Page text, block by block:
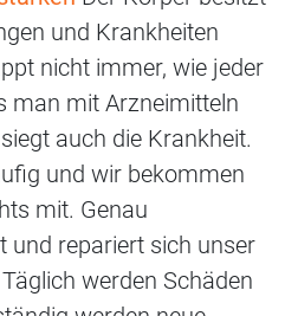
und Krankheiten
nicht immer, wie jeder
man mit Arzneimitteln
auch die Krankheit.
und wir bekommen
mit. Genau
und repariert sich unser
werden Schäden